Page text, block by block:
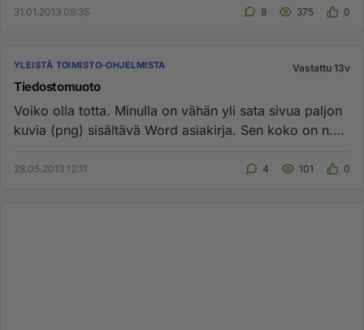
31.01.2013 09:35 8 375 0
YLEISTÄ TOIMISTO-OHJELMISTA Vastattu 13v
Tiedostomuoto
Voiko olla totta. Minulla on vähän yli sata sivua paljon
kuvia (png) sisältävä Word asiakirja. Sen koko on n.
28.05.2013 12:11 4 101 0